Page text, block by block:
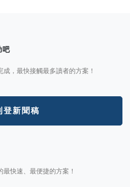
吧
，最快接觸最多讀者的方案！
登新聞稿
快速、最便捷的方案！